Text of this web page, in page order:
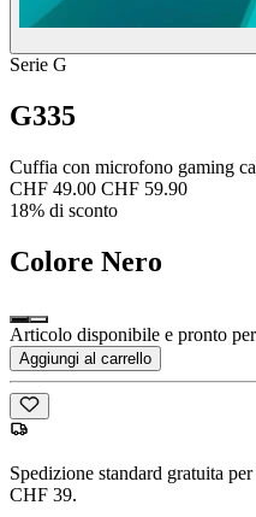
Serie G
G335
Cuffia con microfono gaming
CHF 49.00 CHF 59.90
18% di sconto
Colore Nero
Articolo disponibile e pronto
Aggiungi al carrello
Spedizione standard gratuita
CHF 39.